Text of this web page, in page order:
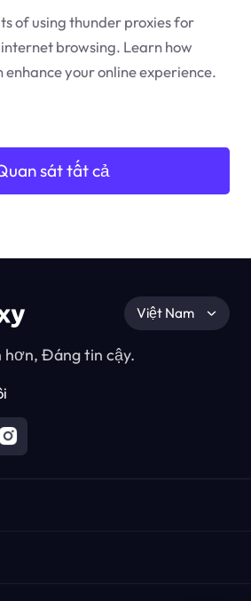
of using thunder proxies for
browsing. Learn how
enhance your online experience.
sát tất cả
hơn, Đáng tin cậy.
Việt Nam